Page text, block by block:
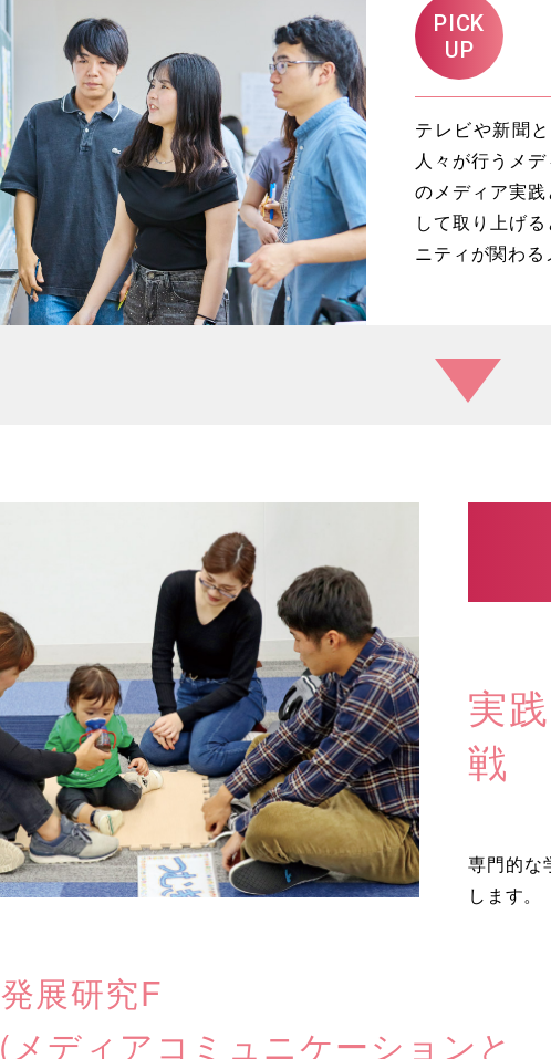
PICK
UP
テレビや新聞
人々が行うメ
のメディア実
して取り上げ
ニティが関わる
実
戦
専門的な
します。
発展研究F
(メディアコミュニケーションと